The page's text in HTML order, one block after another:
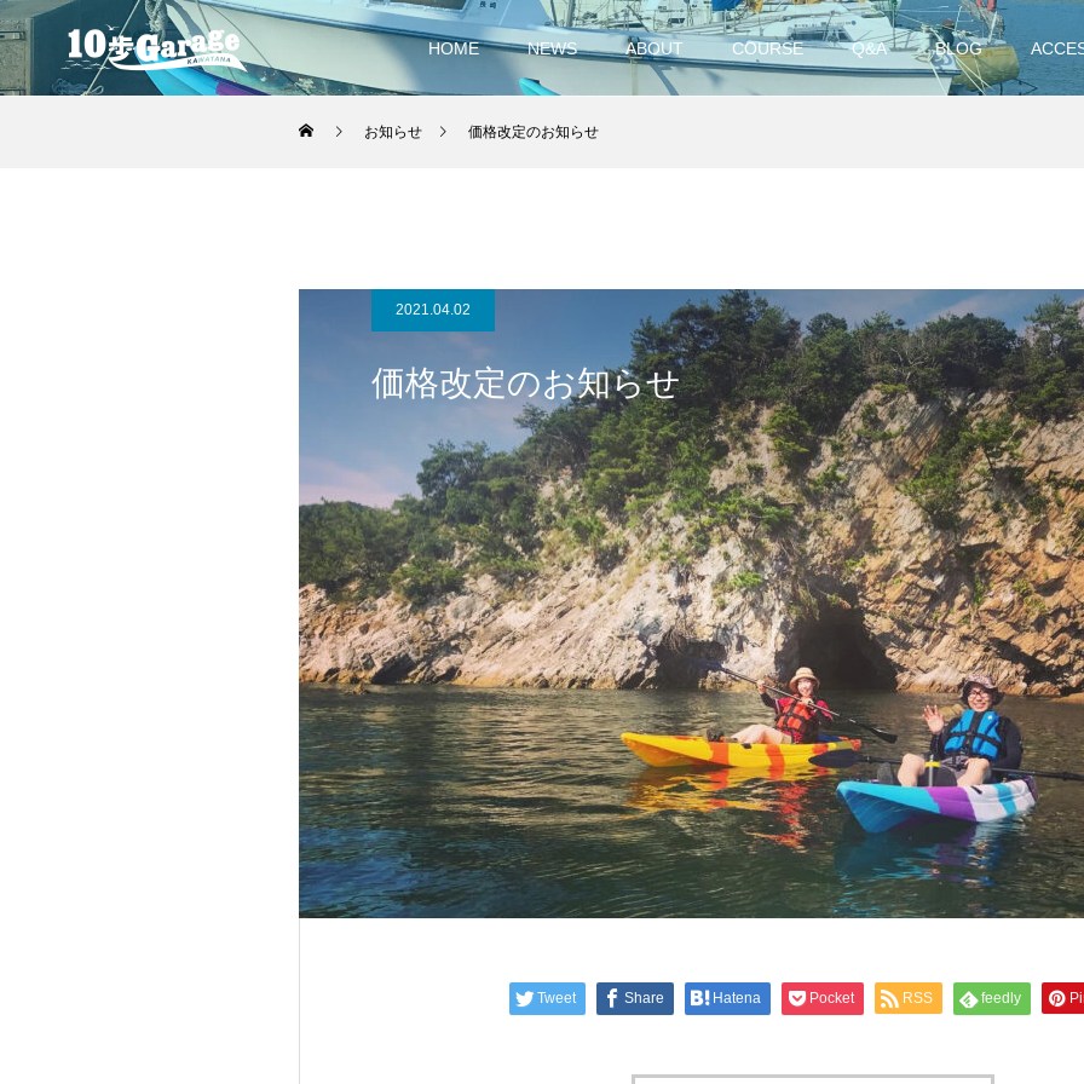
HOME NEWS ABOUT COURSE Q&A BLOG
お知らせ 価格改定のお知らせ
2021.04.02
価格改定のお知らせ
Tweet Share Hatena Pocket RSS feedly